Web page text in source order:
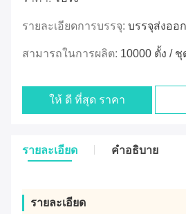
รายละเอียดการบรรจุ: บรรจุส่งออก
สามารถในการผลิต: 10000 ตั้ง /
ให้ ดี ที่สุด ราคา
รายละเอียด คําอธิบาย
รายละเอียด